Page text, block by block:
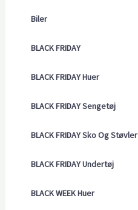
Biler
BLACK FRIDAY
BLACK FRIDAY Huer
BLACK FRIDAY Sengetøj
BLACK FRIDAY Sko Og Støvler
BLACK FRIDAY Undertøj
BLACK WEEK Huer